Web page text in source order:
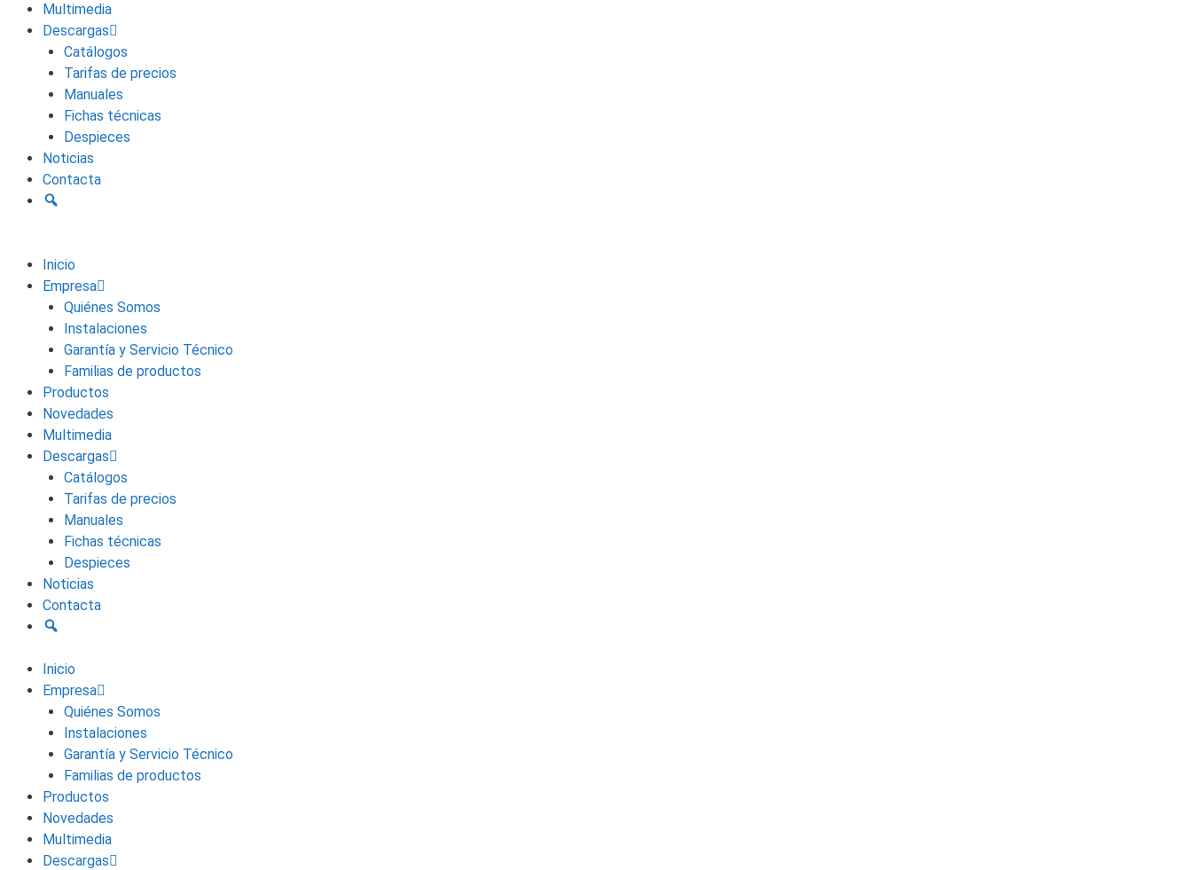
Multimedia
Descargas
Catálogos
Tarifas de precios
Manuales
Fichas técnicas
Despieces
Noticias
Contacta
Inicio
Empresa
Quiénes Somos
Instalaciones
Garantía y Servicio Técnico
Familias de productos
Productos
Novedades
Multimedia
Descargas
Catálogos
Tarifas de precios
Manuales
Fichas técnicas
Despieces
Noticias
Contacta
Inicio
Empresa
Quiénes Somos
Instalaciones
Garantía y Servicio Técnico
Familias de productos
Productos
Novedades
Multimedia
Descargas